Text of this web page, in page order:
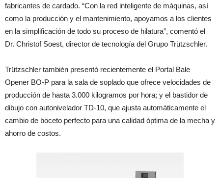
fabricantes de cardado. “Con la red inteligente de máquinas, así
como la producción y el mantenimiento, apoyamos a los clientes
en la simplificación de todo su proceso de hilatura”, comentó el
Dr. Christof Soest, director de tecnología del Grupo Trützschler.
Trützschler también presentó recientemente el Portal Bale
Opener BO-P para la sala de soplado que ofrece velocidades de
producción de hasta 3.000 kilogramos por hora; y el bastidor de
dibujo con autonivelador TD-10, que ajusta automáticamente el
cambio de boceto perfecto para una calidad óptima de la mecha y
ahorro de costos.